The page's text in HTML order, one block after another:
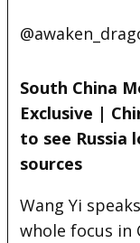
South China
Exclusive |
to see Russia
sources
Wang Yi
whole focus in